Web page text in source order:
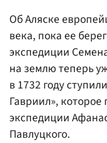
Об Аляске
века, пока ее
экспедиции
на землю теперь
в 1732 году
Гавриил»,
экспедиции
Павлуцкого.